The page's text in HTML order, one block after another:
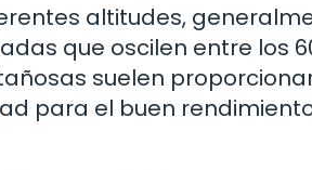
altitudes,
que oscilen entre los
suelen
para el buen